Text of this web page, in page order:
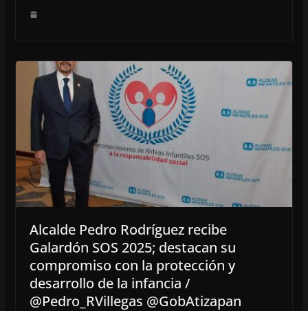
Alcalde Pedro Rodríguez recibe
Galardón SOS 2025; destacan su
compromiso con la protección y
desarrollo de la infancia /
@Pedro_RVillegas @GobAtizapan